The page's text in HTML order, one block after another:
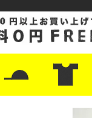
・レザーシューズ/スニーカー
・プリントTシ
・バンド/ツアー
・キャラクター
・Nike/adidas/
・チャンピオン
・サーフ/スケー
・ボーダー/総柄
・フットボール/
・タンクトップ/